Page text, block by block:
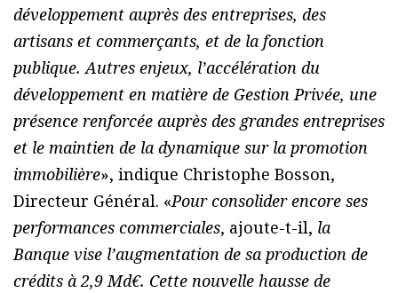
développement auprès des entreprises, des
artisans et commerçants, et de la fonction
publique. Autres enjeux, l’accélération du
développement en matière de Gestion Privée, une
présence renforcée auprès des grandes entreprises
et le maintien de la dynamique sur la promotion
immobilière», indique Christophe Bosson,
Directeur Général. «Pour consolider encore ses
performances commerciales, ajoute-t-il, la
Banque vise l’augmentation de sa production de
crédits à 2,9 Md€. Cette nouvelle hausse de